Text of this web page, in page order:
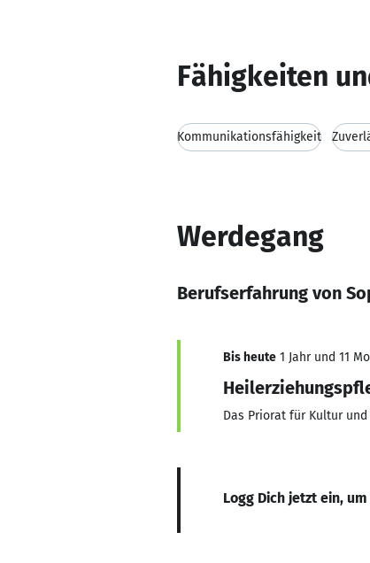
Fähigkeiten
Kommunikationsfähigkeit
Werdegang
Berufserfahrung von
Bis heute 1 Jahr und 11
Das Priorat für Kultur und
Logg Dich jetzt ein,